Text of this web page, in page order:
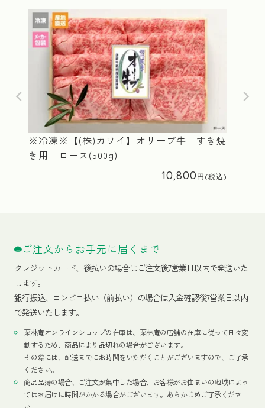
※冷凍※【(株)カワイ】オリーブ牛 すき焼
き用 ロース(500g)
10,800
ご注文からお手元に届くまで
クレジットカード、 後払いの場合はご注文後7営業日以内で発送いた
します。
銀行振込、コンビニ払い（前払い）の場合は入金確認後7営業日以内
で発送いたします。
栗林庵オンラインショップの在庫は、栗林庵の店舗の在庫に従って日々変
動するため、商品により品切れの場合がございます。
その際には、配送までにお時間をいただくことがございますので、ご了承
ください。
商品品薄の場合、ご注文が集中した場合、お客様がお住まいの地域によっ
てはお届けに時間がかかる場合がございます。あらかじめご了承くださ